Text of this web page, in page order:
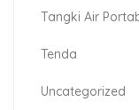
Tangki Air
Tenda
Uncategorized